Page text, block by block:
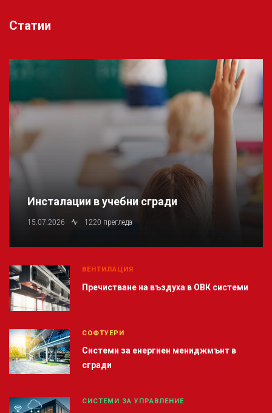
Статии
Инсталации в учебни сгради
15.07.2026 1220 прегледа
ВЕНТИЛАЦИЯ
Пречистване на въздуха в ОВК системи
СОФТУЕРИ
Системи за енергиен мениджмънт в
сгради
СИСТЕМИ ЗА УПРАВЛЕНИЕ